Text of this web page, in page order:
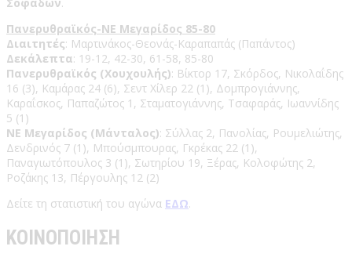
Πανερυθραϊκός-ΝΕ Μεγαρίδος 85-80
Διαιτητές: Μαρτινάκος-Θεονάς-Καραπαπάς (Παπάντος)
Δεκάλεπτα: 19-12, 42-30, 61-58, 85-80
Πανερυθραϊκός (Χουχουλής): Βίκτορ 17, Σκόρδος, Νικολαΐδης
16 (3), Καμάρας 24 (6), Σεντ Χίλερ 22 (1), Δομπρογιάννης,
Καραΐσκος, Παπαζώτος 1, Σταματογιάννης, Τσαφαράς, Ιωαννίδης
5 (1)
ΝΕ Μεγαρίδος (Μάνταλος): Σύλλας 2, Πανολίας, Ρουμελιώτης,
Δενδρινός 7 (1), Μπούσμπουρας, Γκρέκας 22 (1),
Παναγιωτόπουλος 3 (1), Σωτηρίου 19, Ξέρας, Κολοφώτης 2,
Ροζάκης 13, Πέργουλης 12 (2)
Δείτε τη στατιστική του αγώνα ΕΔΩ.
ΚΟΙΝΟΠΟΙΗΣΗ